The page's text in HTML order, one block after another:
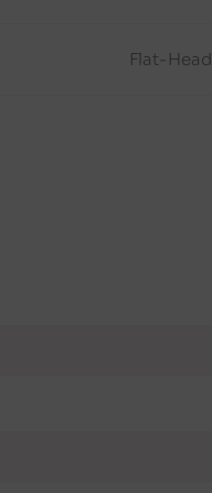
Flat-Head